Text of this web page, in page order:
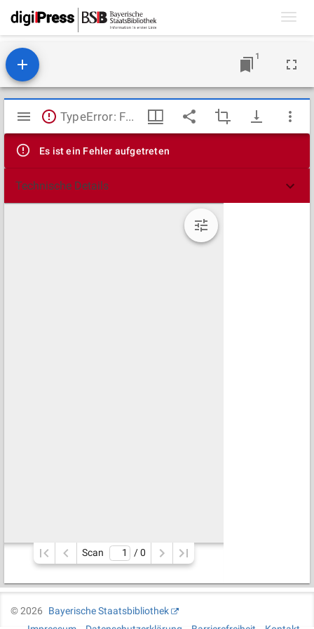
1
Mirador
Viewer
TypeError: Failed to fetch
Es ist ein Fehler aufgetreten
Technische Details
Scan / 0
©2026
Bayerische Staatsbibliothek